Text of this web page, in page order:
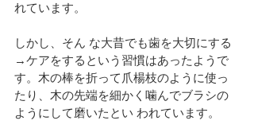
れています。
しかし、そん な大昔でも歯を大切にする
→ケアをするという習慣はあったようで
す。木の棒を折って爪楊枝のように使っ
たり、木の先端を細かく噛んでブラシの
ようにして磨いたとい われています。